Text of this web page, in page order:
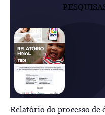
Relatório do processo de